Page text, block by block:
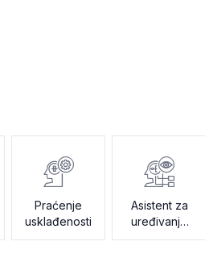
Praćenje
usklađenosti
Asistent za
uređivanje
ugovora